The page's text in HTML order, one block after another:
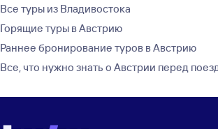
Все туры из Владивостока
Горящие туры в Австрию
Раннее бронирование туров в Австрию
Все, что нужно знать о Австрии перед